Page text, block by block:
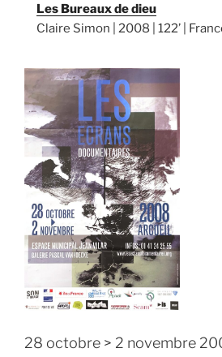
Les Bureaux de dieu
Claire Simon | 2008 | 122’ |
28 octobre > 2 novembre